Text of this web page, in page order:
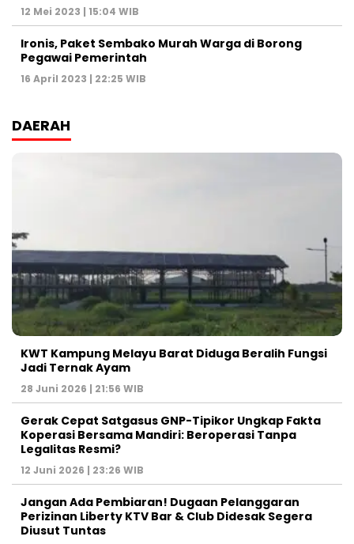
12 Mei 2023 | 15:04 WIB
Ironis, Paket Sembako Murah Warga di Borong
Pegawai Pemerintah
16 April 2023 | 22:25 WIB
DAERAH
KWT Kampung Melayu Barat Diduga Beralih Fungsi
Jadi Ternak Ayam
28 Juni 2026 | 21:56 WIB
Gerak Cepat Satgasus GNP-Tipikor Ungkap Fakta
Koperasi Bersama Mandiri: Beroperasi Tanpa
Legalitas Resmi?
12 Juni 2026 | 23:26 WIB
Jangan Ada Pembiaran! Dugaan Pelanggaran
Perizinan Liberty KTV Bar & Club Didesak Segera
Diusut Tuntas